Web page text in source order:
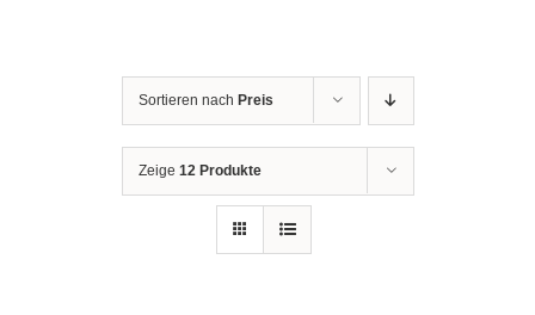
Sortieren nach Preis
Zeige 12 Produkte